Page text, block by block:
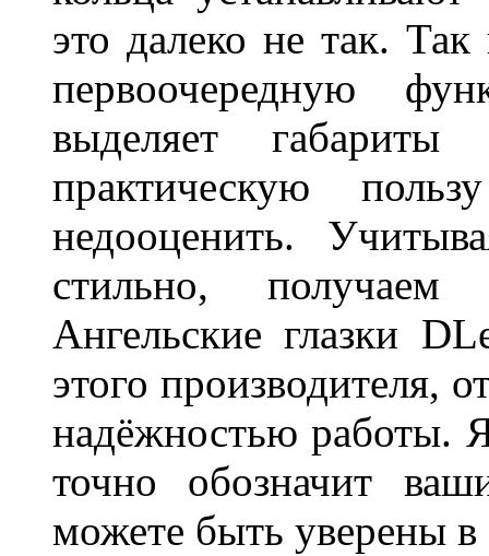
это далеко не так. Так
первоочередную
выделяет
практическую
недооценить.
стильно,
Ангельские глазки
этого производителя,
надёжностью работы.
точно обозначит
можете быть уверены